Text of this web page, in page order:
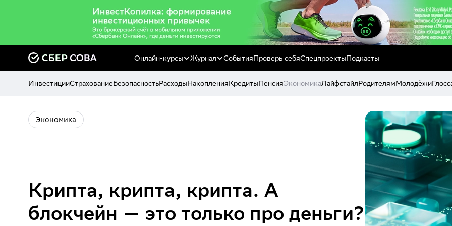
Онлайн-курсы Журнал СобытияПроверь себяСпецпроектыПодкасты
ИнвестицииСтрахованиеБезопасностьРасходыНакопленияКредитыПенсияЭкономикаЛайфстайлРодителямМолодёжи
Экономика
Крипта, крипта, крипта. А
блокчейн — это только про деньги?